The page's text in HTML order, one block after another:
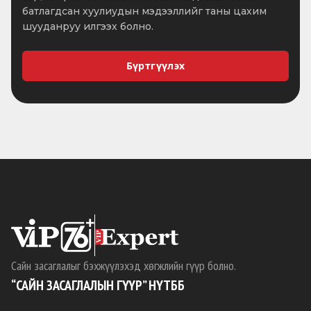
батлагдсан хуулиудын мэдээллийг таны цахим
шууданруу илгээх болно.
Бүртгүүлэх
Сайн засаглалыг бэхжүүлэхэд хөгжлийн гүүр болно.
“САЙН ЗАСАГЛАЛЫН ГҮҮР” НҮТББ